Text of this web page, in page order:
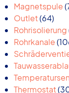
Magnetspule
Outlet 6464
Rohrisolierung
Rohrkanale
Thermostat